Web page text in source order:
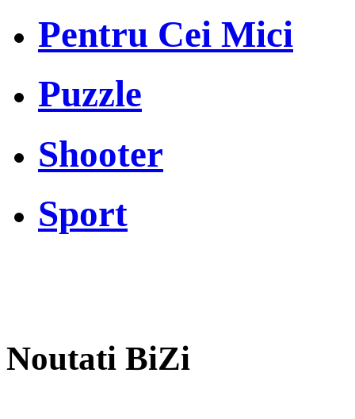
Pentru Cei Mici
Puzzle
Shooter
Sport
Noutati BiZi